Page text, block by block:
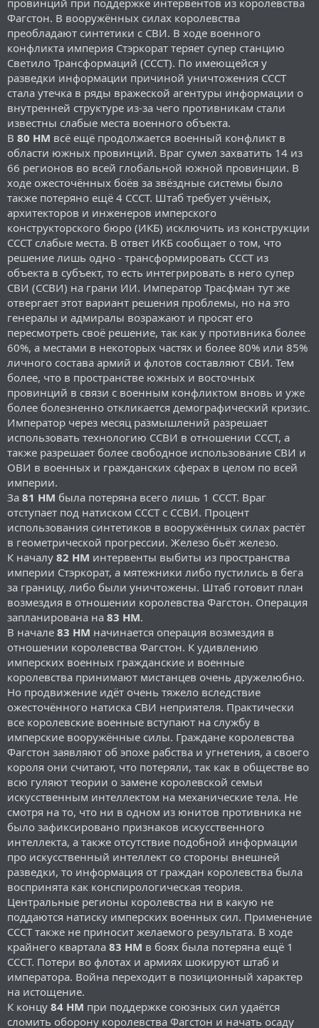
Фагстон. В вооружённых силах королевства
преобладают синтетики с СВИ. В ходе военного
конфликта империя Стэркорат теряет супер станцию
Светило Трансформаций (СССТ). По имеющейся у
разведки информации причиной уничтожения СССТ
стала утечка в ряды вражеской агентуры информации о
внутренней структуре из-за чего противникам стали
известны слабые места военного объекта.
В 80 НМ всё ещё продолжается военный конфликт в
области южных провинций. Враг сумел захватить 14 из
66 регионов во всей глобальной южной провинции. В
ходе ожесточённых боёв за звёздные системы было
также потеряно ещё 4 СССТ. Штаб требует учёных,
архитекторов и инженеров имперского
конструкторского бюро (ИКБ) исключить из конструкции
СССТ слабые места. В ответ ИКБ сообщает о том, что
решение лишь одно - трансформировать СССТ из
объекта в субъект, то есть интегрировать в него супер
СВИ (ССВИ) на грани ИИ. Император Трасфман тут же
отвергает этот вариант решения проблемы, но на это
генералы и адмиралы возражают и просят его
пересмотреть своё решение, так как у противника более
60%, а местами в некоторых частях и более 80% или 85%
личного состава армий и флотов составляют СВИ. Тем
более, что в пространстве южных и восточных
провинций в связи с военным конфликтом вновь и уже
более болезненно откликается демографический кризис.
Император через месяц размышлений разрешает
использовать технологию ССВИ в отношении СССТ, а
также разрешает более свободное использование СВИ и
ОВИ в военных и гражданских сферах в целом по всей
империи.
За 81 НМ была потеряна всего лишь 1 СССТ. Враг
отступает под натиском СССТ с ССВИ. Процент
использования синтетиков в вооружённых силах растёт
в геометрической прогрессии. Железо бьёт железо.
К началу 82 НМ интервенты выбиты из пространства
империи Стэркорат, а мятежники либо пустились в бега
за границу, либо были уничтожены. Штаб готовит план
возмездия в отношении королевства Фагстон. Операция
запланирована на 83 НМ.
В начале 83 НМ начинается операция возмездия в
отношении королевства Фагстон. К удивлению
имперских военных гражданские и военные
королевства принимают мистанцев очень дружелюбно.
Но продвижение идёт очень тяжело вследствие
ожесточённого натиска СВИ неприятеля. Практически
все королевские военные вступают на службу в
имперские вооружённые силы. Граждане королевства
Фагстон заявляют об эпохе рабства и угнетения, а своего
короля они считают, что потеряли, так как в обществе во
всю гуляют теории о замене королевской семьи
искусственным интеллектом на механические тела. Не
смотря на то, что ни в одном из юнитов противника не
было зафиксировано признаков искусственного
интеллекта, а также отсутствие подобной информации
про искусственный интеллект со стороны внешней
разведки, то информация от граждан королевства была
воспринята как конспирологическая теория.
Центральные регионы королевства ни в какую не
поддаются натиску имперских военных сил. Применение
СССТ также не приносит желаемого результата. В ходе
крайнего квартала 83 НМ в боях была потеряна ещё 1
СССТ. Потери во флотах и армиях шокируют штаб и
императора. Война переходит в позиционный характер
на истощение.
К концу 84 НМ при поддержке союзных сил удаётся
сломить оборону королевства Фагстон и начать осаду